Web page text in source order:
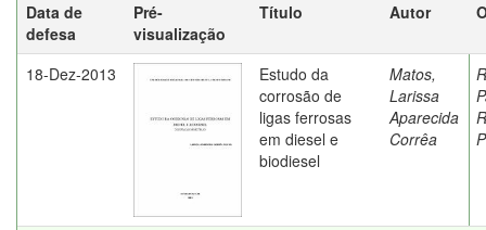
Data de
defesa
Pré-
visualização
Título Autor
18-Dez-2013
Estudo da
corrosão de
ligas ferrosas
em diesel e
biodiesel
Matos,
Larissa
Aparecida
Corrêa